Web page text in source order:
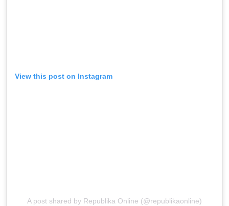
View this post on Instagram
A post shared by Republika Online (@republikaonline)